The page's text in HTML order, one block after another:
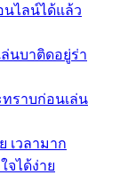
นไลน์ได้แล้ว
นบาติดอยู่ร่า
ราบก่อนเล่น
เวลามาก
จได้ง่าย